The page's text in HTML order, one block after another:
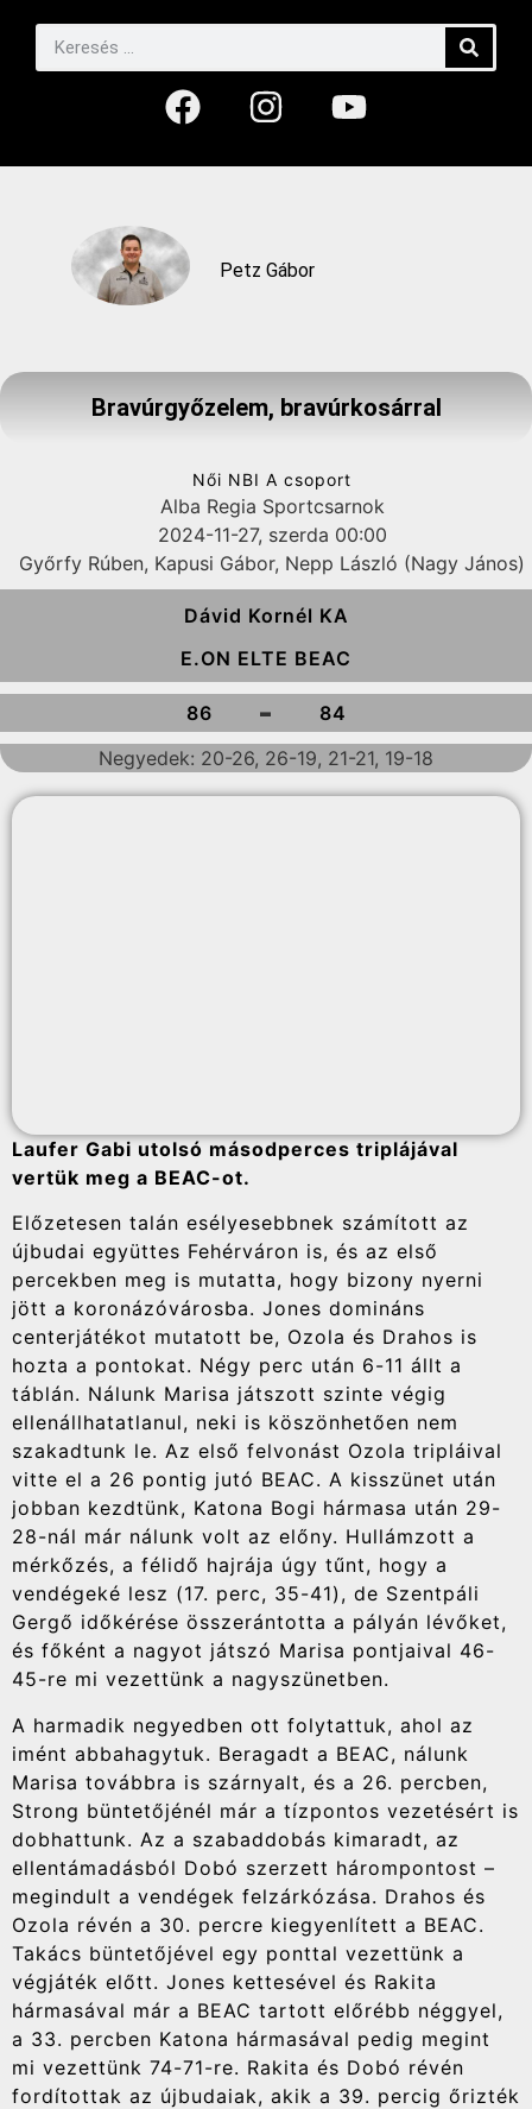
Petz Gábor
Bravúrgyőzelem, bravúrkosárral
Női NBI A csoport
Alba Regia Sportcsarnok
2024-11-27, szerda 00:00
Győrfy Rúben, Kapusi Gábor, Nepp László (Nagy János)
Dávid Kornél KA
E.ON ELTE BEAC
86 -
84
Negyedek: 20-26, 26-19, 21-21, 19-18
Laufer Gabi utolsó másodperces triplájával
vertük meg a BEAC-ot.
Előzetesen talán esélyesebbnek számított az
újbudai együttes Fehérváron is, és az első
percekben meg is mutatta, hogy bizony nyerni
jött a koronázóvárosba. Jones domináns
centerjátékot mutatott be, Ozola és Drahos is
hozta a pontokat. Négy perc után 6-11 állt a
táblán. Nálunk Marisa játszott szinte végig
ellenállhatatlanul, neki is köszönhetően nem
szakadtunk le. Az első felvonást Ozola tripláival
vitte el a 26 pontig jutó BEAC. A kisszünet után
jobban kezdtünk, Katona Bogi hármasa után 29-
28-nál már nálunk volt az előny. Hullámzott a
mérkőzés, a félidő hajrája úgy tűnt, hogy a
vendégeké lesz (17. perc, 35-41), de Szentpáli
Gergő időkérése összerántotta a pályán lévőket,
és főként a nagyot játszó Marisa pontjaival 46-
45-re mi vezettünk a nagyszünetben.
A harmadik negyedben ott folytattuk, ahol az
imént abbahagytuk. Beragadt a BEAC, nálunk
Marisa továbbra is szárnyalt, és a 26. percben,
Strong büntetőjénél már a tízpontos vezetésért is
dobhattunk. Az a szabaddobás kimaradt, az
ellentámadásból Dobó szerzett hárompontost –
megindult a vendégek felzárkózása. Drahos és
Ozola révén a 30. percre kiegyenlített a BEAC.
Takács büntetőjével egy ponttal vezettünk a
végjáték előtt. Jones kettesével és Rakita
hármasával már a BEAC tartott előrébb néggyel,
a 33. percben Katona hármasával pedig megint
mi vezettünk 74-71-re. Rakita és Dobó révén
fordítottak az újbudaiak, akik a 39. percig őrizték